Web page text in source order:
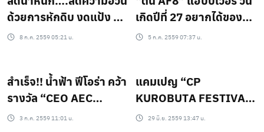
ด้วยการหักดิบ งดแป้ง งด
น้ำตาล เลิกคิด!
8 ก.ค. 2559 05:21 น.
เกิดปีที่ 27 อยากได้ของ
ขวัญอะไร แฟนคลับดูด่วน!
5 ก.ค. 2559 07:37 น.
สำเร็จ!! น้ำฟ้า ฟีโอร่า คว้า
รางวัล “CEO AEC
AWARDS 2016” ไป
3 ก.ค. 2559 11:01 น.
แคมเปญ “CP
KUROBUTA FESTIVAL
2016”
29 มิ.ย. 2559 13:47 น.